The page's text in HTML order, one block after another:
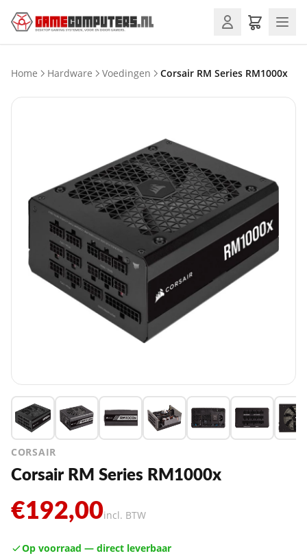
Home Hardware Voedingen Corsair RM Series RM1000x
CORSAIR
Corsair RM Series RM1000x
€192,00incl. BTW
Op voorraad — direct leverbaar